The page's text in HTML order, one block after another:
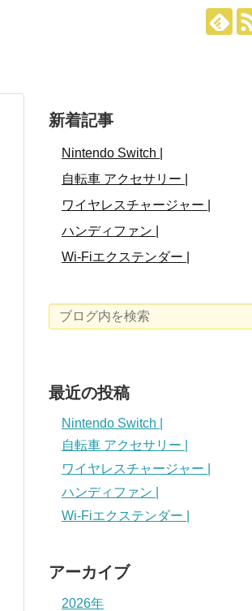
新着記事
Nintendo Switch |
自転車 アクセサリー |
ワイヤレスチャージャー |
ハンディファン |
Wi-Fiエクステンダー |
最近の投稿
Nintendo Switch |
自転車 アクセサリー |
ワイヤレスチャージャー |
ハンディファン |
Wi-Fiエクステンダー |
アーカイブ
2026年